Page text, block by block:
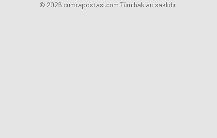
© 2026 cumrapostasi.com Tüm hakları saklıdır.